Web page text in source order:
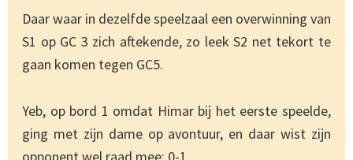
Daar waar in dezelfde speelzaal een overwinning van
S1 op GC 3 zich aftekende, zo leek S2 net tekort te
gaan komen tegen GC5.
Yeb, op bord 1 omdat Himar bij het eerste speelde,
ging met zijn dame op avontuur, en daar wist zijn